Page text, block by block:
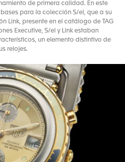
de primera calidad. En este
para la colección S/el, que a su
Link, presente en el catálogo de TAG
Executive, S/el y Link estaban
un elemento distintivo de
relojes.